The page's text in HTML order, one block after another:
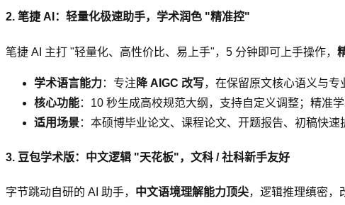
2. 笔捷 AI：轻量化极速助手，学术润色 "精准控"
笔捷 AI 主打 "轻量化、高性价比、易上手"，5 分钟即可上手操作，
学术语言能力：专注 降 AIGC 改写，在保留原文核心语义与
核心功能：10 秒生成高校规范大纲，支持自定义调整；精准
适用场景：本硕博毕业论文、课程论文、开题报告、初稿快速
3. 豆包学术版：中文逻辑 "天花板"，文科 / 社科新手友好
字节跳动自研的 AI 助手， 中文语境理解能力顶尖，逻辑推理缜密，